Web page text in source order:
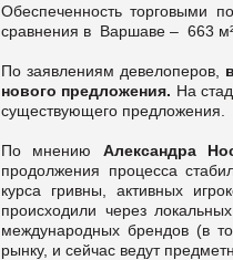
Обеспеченность торговыми
сравнения в Варшаве – 663
По заявлениям девелоперов,
нового предложения. На
существующего предложения.
По мнению Александра
продолжения процесса
курса гривны, активных
происходили через
международных брендов (в
рынку, и сейчас ведут